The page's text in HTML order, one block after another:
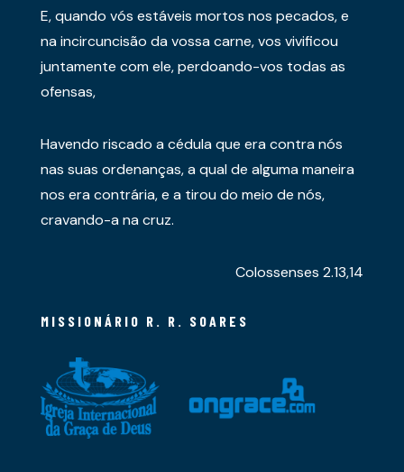
E, quando vós estáveis mortos nos pecados, e
na incircuncisão da vossa carne, vos vivificou
juntamente com ele, perdoando-vos todas as
ofensas,
Havendo riscado a cédula que era contra nós
nas suas ordenanças, a qual de alguma maneira
nos era contrária, e a tirou do meio de nós,
cravando-a na cruz.
Colossenses 2.13,14
MISSIONÁRIO R. R. SOARES